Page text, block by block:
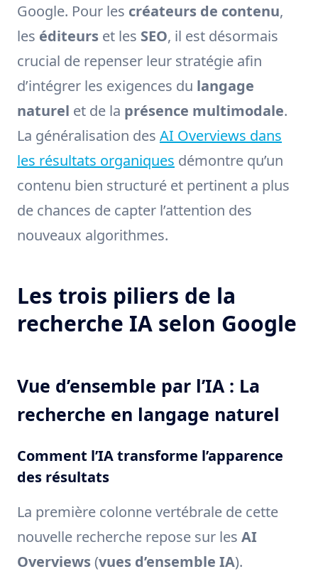
Google. Pour les créateurs de contenu,
les éditeurs et les SEO, il est désormais
crucial de repenser leur stratégie afin
d’intégrer les exigences du langage
naturel et de la présence multimodale.
La généralisation des AI Overviews dans
les résultats organiques démontre qu’un
contenu bien structuré et pertinent a plus
de chances de capter l’attention des
nouveaux algorithmes.
Les trois piliers de la
recherche IA selon Google
Vue d’ensemble par l’IA : La
recherche en langage naturel
Comment l’IA transforme l’apparence
des résultats
La première colonne vertébrale de cette
nouvelle recherche repose sur les AI
Overviews (vues d’ensemble IA).